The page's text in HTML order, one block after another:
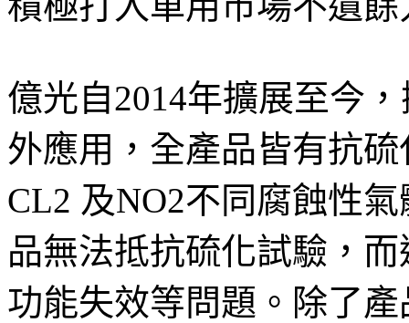
億光自2014年擴展至今
外應用，全產品皆有抗
CL2 及NO2不同腐蝕性
品無法抵抗硫化試驗，
功能失效等問題。除了